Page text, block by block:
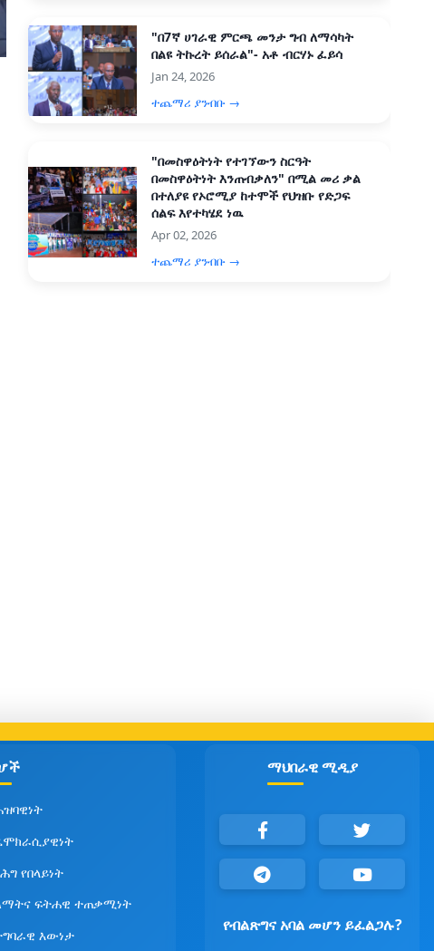
"በ7ኛ ሀገራዊ ምርጫ መንታ ግብ ለማሳካት
በልዩ ትኩረት ይሰራል"- አቶ ብርሃኑ ፈይሳ
Jan 24, 2026
ተጨማሪ ያንብቡ →
"በመስዋዕትነት የተገኘውን ስርዓት
በመስዋዕትነት እንጠብቃለን" በሚል መሪ ቃል
በተለያዩ የኦሮሚያ ከተሞች የህዝቡ የድጋፍ
ሰልፍ እየተካሄደ ነዉ
Apr 02, 2026
ተጨማሪ ያንብቡ →
የበላይነት
ፍትሐዊ ተጠቃሚነት
እውነታ
ማህበራዊ ሚዲያ
የብልጽግና አባል መሆን ይፈልጋሉ?